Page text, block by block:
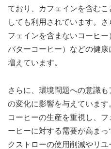
ており、カフェインを含む
しても利用されています。
フェインを含まないコーヒー
バターコーヒー）などの健
増えています。
さらに、環境問題への意識
の変化に影響を与えていま
コーヒーの生産を重視し、
ーヒーに対する需要が高ま
クストローの使用削減やリ